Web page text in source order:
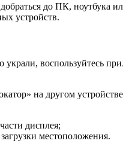
до ПК, ноутбука
устройств.
украли, воспользуйтесь
на другом
дисплея;
местоположения.